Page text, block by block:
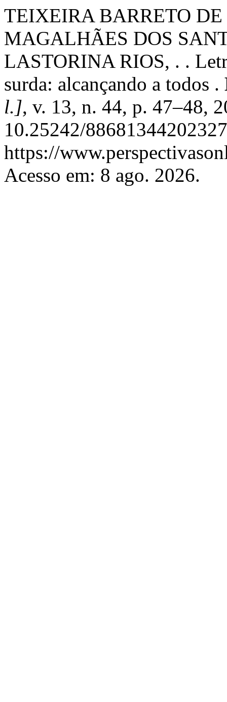
TEIXEIRA BARRETO
MAGALHÃES DOS
LASTORINA RIOS, . .
surda: alcançando a todos .
l.], v. 13, n. 44, p. 47–48,
10.25242/
https://
Acesso em: 8 ago. 2026.